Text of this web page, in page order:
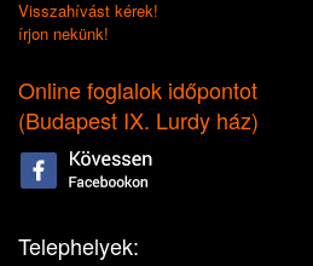
Visszahívást kérek!
írjon nekünk!
Online foglalok időpontot
(Budapest IX. Lurdy ház)
Telephelyek: